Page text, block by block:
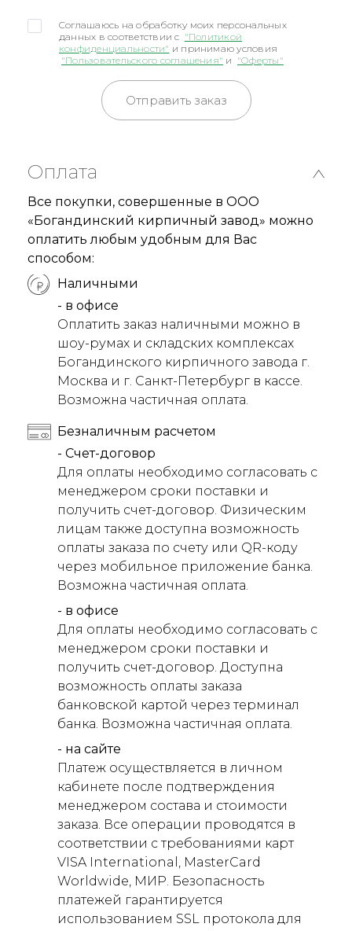
Соглашаюсь на обработку моих персональных
данных в соответствии с "Политикой
конфиденциальности" и принимаю условия
"Пользовательского соглашения" и "Оферты"
Отправить заказ
Оплата
Все покупки, совершенные в ООО
«Богандинский кирпичный завод» можно
оплатить любым удобным для Вас
способом:
Наличными
- в офисе
Оплатить заказ наличными можно в
шоу-румах и складских комплексах
Богандинского кирпичного завода г.
Москва и г. Санкт-Петербург в кассе.
Возможна частичная оплата.
Безналичным расчетом
- Счет-договор
Для оплаты необходимо согласовать с
менеджером сроки поставки и
получить счет-договор. Физическим
лицам также доступна возможность
оплаты заказа по счету или QR-коду
через мобильное приложение банка.
Возможна частичная оплата.
- в офисе
Для оплаты необходимо согласовать с
менеджером сроки поставки и
получить счет-договор. Доступна
возможность оплаты заказа
банковской картой через терминал
банка. Возможна частичная оплата.
- на сайте
Платеж осуществляется в личном
кабинете после подтверждения
менеджером состава и стоимости
заказа. Все операции проводятся в
соответствии с требованиями карт
VISA International, MasterCard
Worldwide, МИР. Безопасность
платежей гарантируется
использованием SSL протокола для